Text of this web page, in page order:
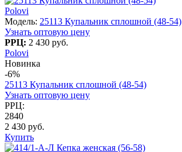
Polovi
Модель: 25113 Купальник сплошной (48-54)
Узнать оптовую цену
РРЦ: 2 430 руб.
Polovi
Новинка
-6%
25113 Купальник сплошной (48-54)
Узнать оптовую цену
РРЦ:
2840
2 430 руб.
Купить